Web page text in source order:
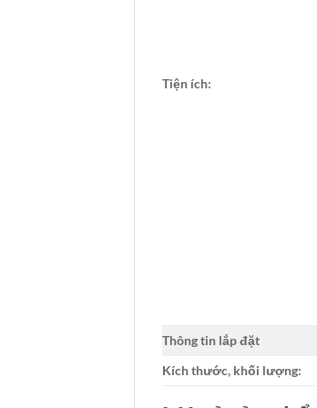
Tiện ích:
Thông tin lắp đặt
Kích thước, khối lượng: